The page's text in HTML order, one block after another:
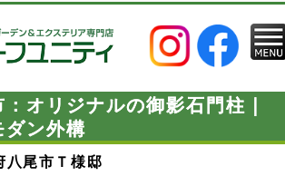
オリジナルの御影石門柱｜
ダン外構
八尾市Ｔ様邸